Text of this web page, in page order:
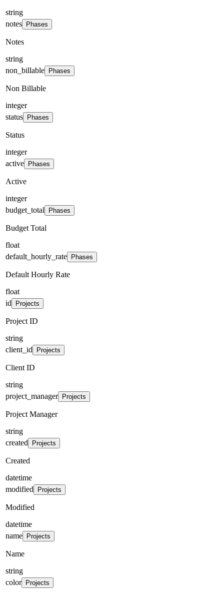
string
notes
Phases
Notes
string
non_billable
Phases
Non Billable
integer
status
Phases
Status
integer
active
Phases
Active
integer
budget_total
Phases
Budget Total
float
default_hourly_rate
Phases
Default Hourly Rate
float
id
Projects
Project ID
string
client_id
Projects
Client ID
string
project_manager
Projects
Project Manager
string
created
Projects
Created
datetime
modified
Projects
Modified
datetime
name
Projects
Name
string
color
Projects